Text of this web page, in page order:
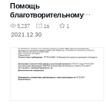
Помощь
благотворительному
фонду &"Солнечный
город&"
5,237 16
1
2021.12.30